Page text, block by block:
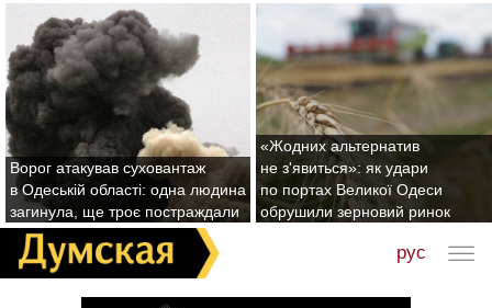
Ворог атакував суховантаж
в Одеській області: одна людина
загинула, ще троє постраждали
«Жодних альтернатив
не з'явиться»: як удари
по портах Великої Одеси
обрушили зерновий ринок
рус